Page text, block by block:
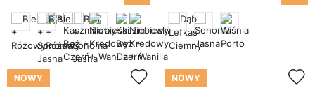
NOWY NOWY